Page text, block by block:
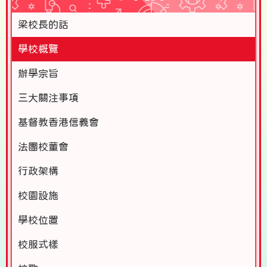
梁校長的話
學校概覽
辦學宗旨
三大關注事項
基督教香港信義會
法團校董會
行政架構
校園設施
學校位置
校服式樣